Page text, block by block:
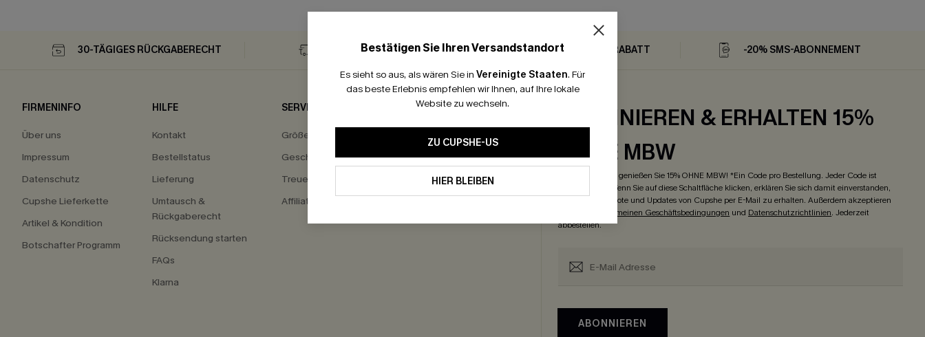
Bestätigen Sie Ihren Versandstandort
Es sieht so aus, als wären Sie in Vereinigte Staaten. Für
das beste Erlebnis empfehlen wir Ihnen, auf Ihre lokale
Website zu wechseln.
ZU CUPSHE-US
HIER BLEIBEN
30-TÄGIGES RÜCKGABERECHT GRATIS VERSAND -15% NEWSLETTER-RABATT -20% SMS-ABONNEMENT
FIRMENINFO
Über uns
Impressum
Datenschutz
Cupshe Lieferkette
Artikel & Kondition
Botschafter Programm
HILFE
Kontakt
Bestellstatus
Lieferung
Umtausch &
Rückgaberecht
Rücksendung starten
FAQs
Klarna
SERVICEZENTRUM
Größenguide
Geschenkkarte
Treueprogramm
Affiliate Programm
ABONNIEREN & ERHALTEN 15%
OHNE MBW
Abonnieren und genießen Sie 15% OHNE MBW! *Ein Code pro Bestellung. Jeder Code ist
einmal gültig. Wenn Sie auf diese Schaltfläche klicken, erklären Sie sich damit einverstanden,
exklusive Angebote und Updates von Cupshe per E-Mail zu erhalten. Außerdem akzeptieren
Allgemeinen Geschäftsbedingungen und Datenschutzrichtlinien. Jederzeit
abbestellen.
ABONNIEREN